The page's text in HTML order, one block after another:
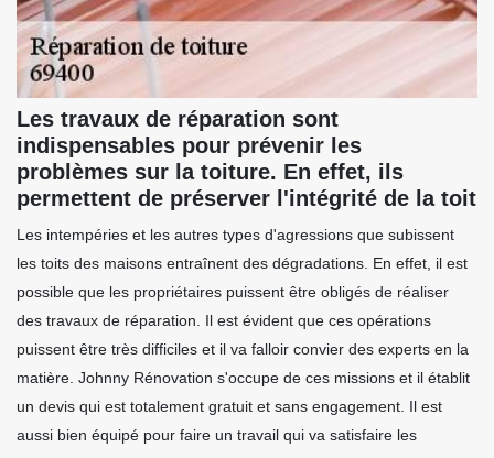
Les travaux de réparation sont
indispensables pour prévenir les
problèmes sur la toiture. En effet, ils
permettent de préserver l'intégrité de la toit
Les intempéries et les autres types d'agressions que subissent
les toits des maisons entraînent des dégradations. En effet, il est
possible que les propriétaires puissent être obligés de réaliser
des travaux de réparation. Il est évident que ces opérations
puissent être très difficiles et il va falloir convier des experts en la
matière. Johnny Rénovation s'occupe de ces missions et il établit
un devis qui est totalement gratuit et sans engagement. Il est
aussi bien équipé pour faire un travail qui va satisfaire les